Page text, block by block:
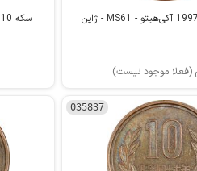
(فعلا موجود نیست)
سکه 10 ین 1997 آکی‌هیتو - MS61 - ژاپن
035837